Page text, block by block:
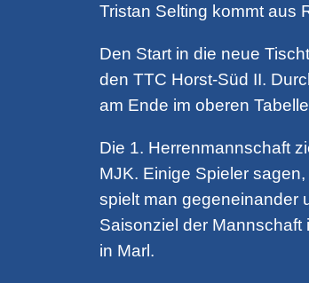
Tristan Selting kommt aus
Den Start in die neue
den TTC Horst-Süd II.
am Ende im oberen
Die 1. Herrenmannschaft
MJK. Einige Spieler
spielt man gegeneinander
Saisonziel der Mannschaft
in Marl.